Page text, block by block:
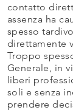
contatto
assenza ha
spesso
direttamente
Troppo
Generale, in
liberi
soli e senza
prendere